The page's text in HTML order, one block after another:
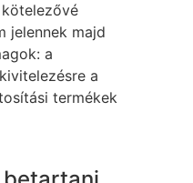
jelennek majd
a
a
termékek